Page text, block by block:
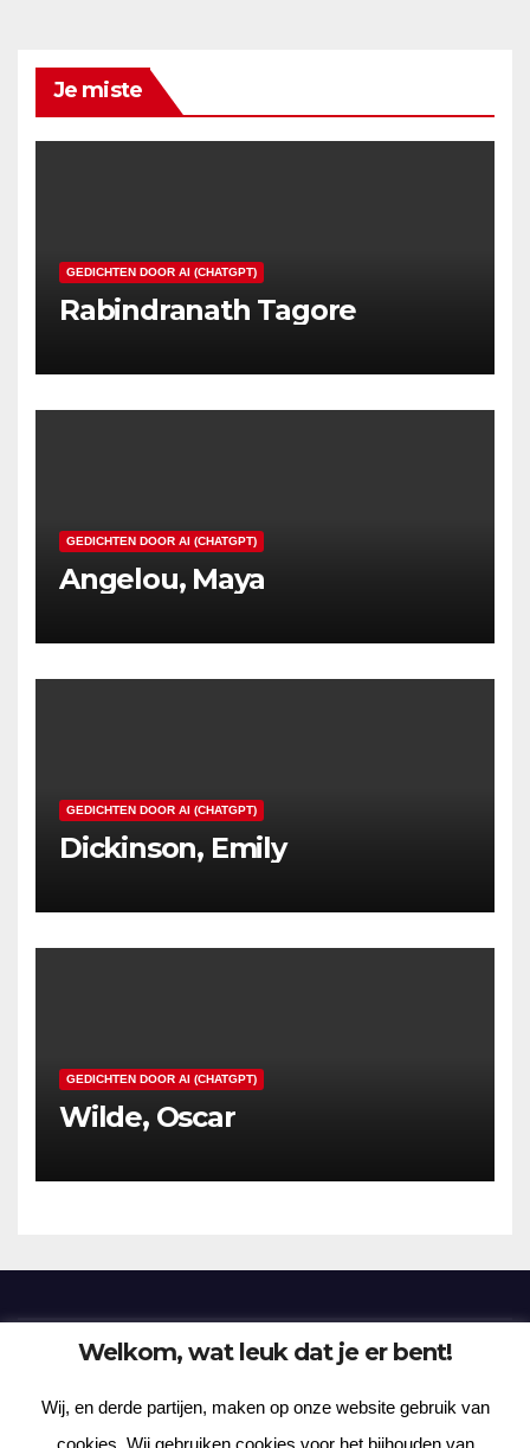
Je miste
GEDICHTEN DOOR AI (CHATGPT)
Rabindranath Tagore
GEDICHTEN DOOR AI (CHATGPT)
Angelou, Maya
GEDICHTEN DOOR AI (CHATGPT)
Dickinson, Emily
GEDICHTEN DOOR AI (CHATGPT)
Wilde, Oscar
Frenzy Plantation
Korte verhalen, kortere gedichten, lange gedachten
Welkom, wat leuk dat je er bent!
Wij, en derde partijen, maken op onze website gebruik van
cookies. Wij gebruiken cookies voor het bijhouden van